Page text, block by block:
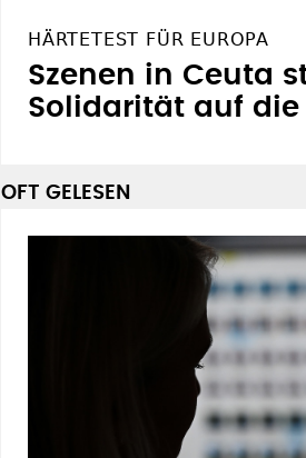
HÄRTETEST FÜR EUROPA
Szenen in Ceuta
Solidarität auf die
OFT GELESEN